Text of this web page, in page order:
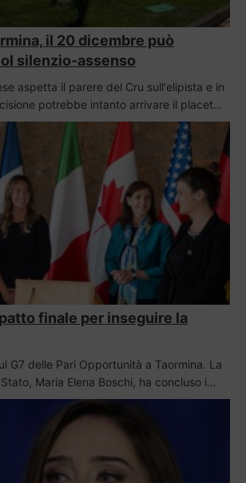
il 20 dicembre può
silenzio-assenso
aspetta il parere del Cru sull'elipista e in
potrebbe intanto arrivare il placet…
finale per inseguire la
G7 delle Pari Opportunità a Taormina. La
Maria Elena Boschi, ha concluso i…